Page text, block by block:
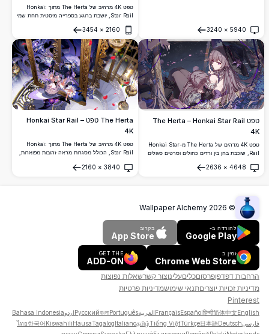
5940
×
3240
פתח
טפט 4K מרהיב של The Herta מתוך Honkai:
Star Rail, יושבת ברוגע בספרייה מיסטית תחת שמי
שלה המעוטר בפרחים סגולים ותלבושת כהה
ואלגנטית.
2160
×
3454
פתח
טפט The Herta – Honkai Star Rail
4K
טפט 4K מדהים של The Herta מ-Honkai Star
Rail, שוכבת בחן בין ורדים כחולים וסרטים סגולים
עם שיער ארוך כסוף.
4648
×
2636
פתח
The Herta טפט – Honkai Star Rail
4K
טפט 4K מרהיב של The Herta מתוך Honkai:
Star Rail, הכולל מסגרות מראה זהובות מפוארות,
בסגנון אנימה ברזולוציה גבוהה ומדהימה.
3840
×
2160
פתח
©
2026
Wallpaper Alchemy
להורדה ב-
Google Play
בקרוב
App Store
זמין ב
Chrome Web Store
GET THE
ADD-ON
הרחבות דפדפןפרסוםכליםעלינוצור קשרשאלות נפוצות
מדיניות זכויות יוצריםתנאי שימושמדיניות פרטיות
Pinterest
English
简体中文
हिन्दी
Español
FrançaisالعربيةPortuguês
বাংলা
РусскийاردوBahasa Indonesia
فارسیDeutsch
日本語
Türkçe
Tiếng Việt
தமிழ்
Italiano
Tagalog
Hausa
Kiswahili
한국어
ไทย